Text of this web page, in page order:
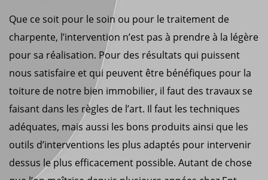
Que ce soit pour le soin ou pour le traitement de
charpente, l’intervention n’est pas à prendre à la légère
pour sa réalisation. Pour des résultats qui puissent
nous satisfaire et qui peuvent être bénéfiques pour la
toiture de notre bien immobilier, il faut des travaux se
faisant dans les règles de l’art. Il faut les techniques
adéquates, mais aussi les bons produits ainsi que les
outils d’interventions les plus adaptés pour intervenir
dessus le plus efficacement possible. Autant de chose